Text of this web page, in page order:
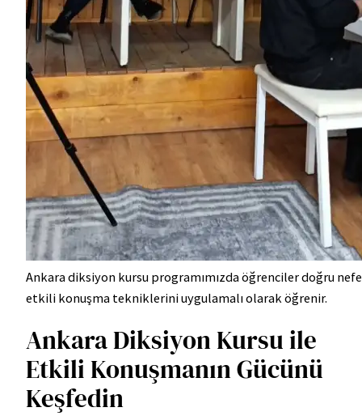
Ankara diksiyon kursu programımızda öğrenciler doğru
etkili konuşma tekniklerini uygulamalı olarak öğrenir.
Ankara Diksiyon Kursu ile
Etkili Konuşmanın Gücünü
Keşfedin